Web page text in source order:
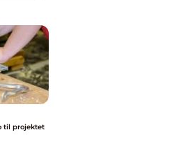
til projektet